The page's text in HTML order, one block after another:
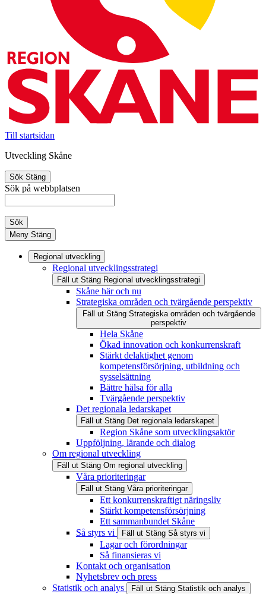
Till startsidan
Utveckling Skåne
Sök Stäng
Sök på webbplatsen
Sök
Meny Stäng
Regional utveckling
Regional utvecklingsstrategi
Fäll ut Stäng Regional utvecklingsstrategi
Skåne här och nu
Strategiska områden och tvärgående perspektiv
Fäll ut Stäng Strategiska områden och tvärgående
perspektiv
Hela Skåne
Ökad innovation och konkurrenskraft
Stärkt delaktighet genom
kompetensförsörjning, utbildning och
sysselsättning
Bättre hälsa för alla
Tvärgående perspektiv
Det regionala ledarskapet
Fäll ut Stäng Det regionala ledarskapet
Region Skåne som utvecklingsaktör
Uppföljning, lärande och dialog
Om regional utveckling
Fäll ut Stäng Om regional utveckling
Våra prioriteringar
Fäll ut Stäng Våra prioriteringar
Ett konkurrenskraftigt näringsliv
Stärkt kompetensförsörjning
Ett sammanbundet Skåne
Så styrs vi
Fäll ut Stäng Så styrs vi
Lagar och förordningar
Så finansieras vi
Kontakt och organisation
Nyhetsbrev och press
Statistik och analys
Fäll ut Stäng Statistik och analys